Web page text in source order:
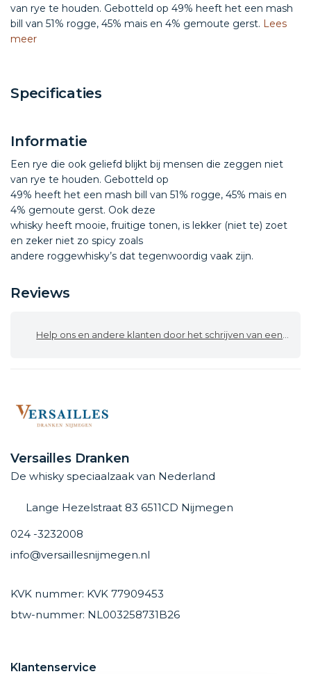
van rye te houden. Gebotteld op 49% heeft het een mash
bill van 51% rogge, 45% mais en 4% gemoute gerst. Lees
meer
Specificaties
Informatie
Een rye die ook geliefd blijkt bij mensen die zeggen niet
van rye te houden. Gebotteld op
49% heeft het een mash bill van 51% rogge, 45% mais en
4% gemoute gerst. Ook deze
whisky heeft mooie, fruitige tonen, is lekker (niet te) zoet
en zeker niet zo spicy zoals
andere roggewhisky’s dat tegenwoordig vaak zijn.
Reviews
Help ons en andere klanten door het schrijven van een review
Versailles Dranken
De whisky speciaalzaak van Nederland
Lange Hezelstraat 83 6511CD Nijmegen
024 -3232008
info@versaillesnijmegen.nl
KVK nummer: KVK 77909453
btw-nummer: NL003258731B26
Klantenservice